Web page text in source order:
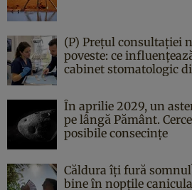
(P) Prețul consultației
poveste: ce
cabinet stomatologic
În aprilie 2029, un
pe lângă Pământ.
posibile consecințe
Căldura îți fură
bine în nopțile